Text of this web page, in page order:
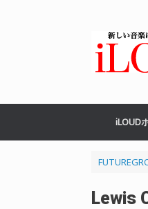
iLOUD
Lewis